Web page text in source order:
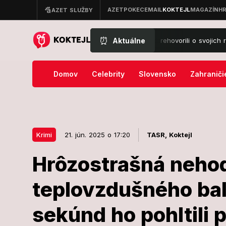
⏰ Aktuálne
festival?! Návštevníci Lovestreamu prehovorili o svojich
Domov Celebrity Slovensko
Krimi 21. jún. 2025 o 17:20 TASR, Koktejl
Hrôzostrašná
teplovzdušného
sekúnd ho pohltili